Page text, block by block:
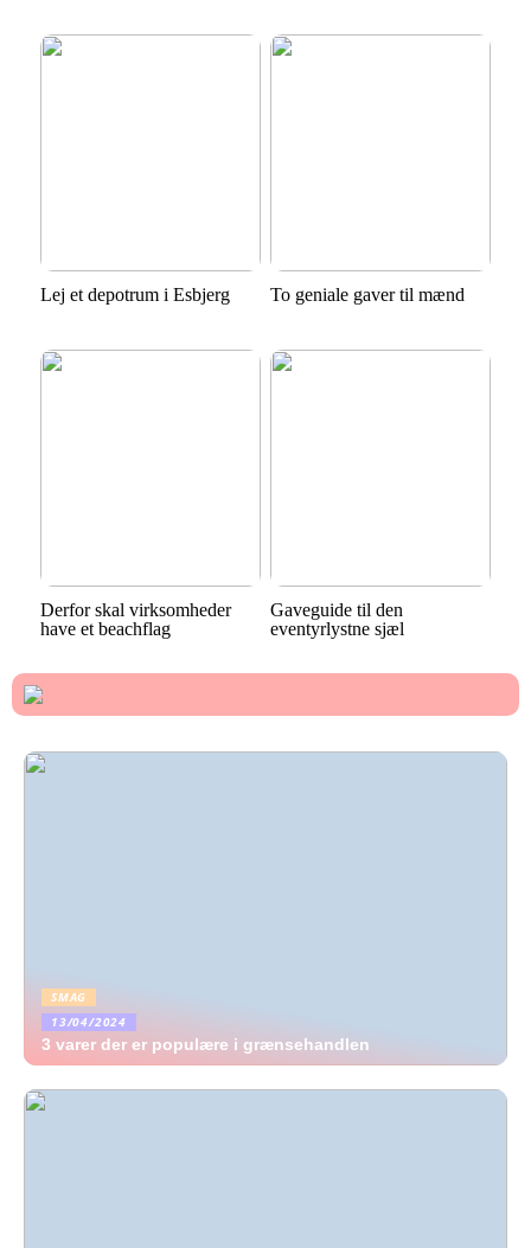
Lej et depotrum i Esbjerg To geniale gaver til mænd
Derfor skal virksomheder
have et beachflag
Gaveguide til den
eventyrlystne sjæl
SMAG
13/04/2024
3 varer der er populære i grænsehandlen